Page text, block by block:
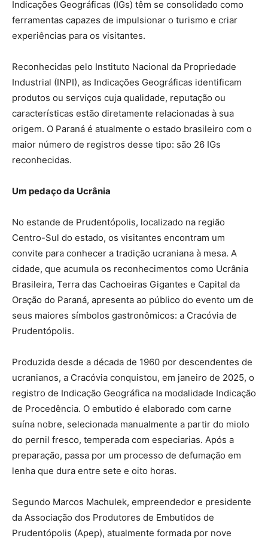
Indicações Geográficas (IGs) têm se consolidado como
ferramentas capazes de impulsionar o turismo e criar
experiências para os visitantes.
Reconhecidas pelo Instituto Nacional da Propriedade
Industrial (INPI), as Indicações Geográficas identificam
produtos ou serviços cuja qualidade, reputação ou
características estão diretamente relacionadas à sua
origem. O Paraná é atualmente o estado brasileiro com o
maior número de registros desse tipo: são 26 IGs
reconhecidas.
Um pedaço da Ucrânia
No estande de Prudentópolis, localizado na região
Centro-Sul do estado, os visitantes encontram um
convite para conhecer a tradição ucraniana à mesa. A
cidade, que acumula os reconhecimentos como Ucrânia
Brasileira, Terra das Cachoeiras Gigantes e Capital da
Oração do Paraná, apresenta ao público do evento um de
seus maiores símbolos gastronômicos: a Cracóvia de
Prudentópolis.
Produzida desde a década de 1960 por descendentes de
ucranianos, a Cracóvia conquistou, em janeiro de 2025, o
registro de Indicação Geográfica na modalidade Indicação
de Procedência. O embutido é elaborado com carne
suína nobre, selecionada manualmente a partir do miolo
do pernil fresco, temperada com especiarias. Após a
preparação, passa por um processo de defumação em
lenha que dura entre sete e oito horas.
Segundo Marcos Machulek, empreendedor e presidente
da Associação dos Produtores de Embutidos de
Prudentópolis (Apep), atualmente formada por nove